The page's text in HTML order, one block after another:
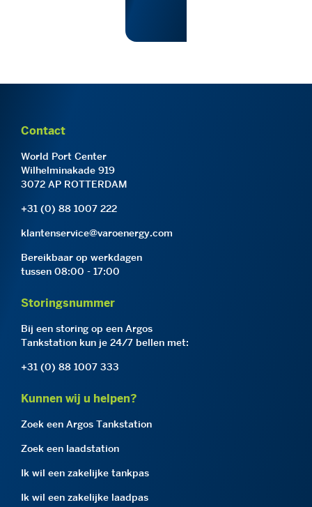
Contact
World Port Center
Wilhelminakade 919
3072 AP ROTTERDAM
+31 (0) 88 1007 222
klantenservice@varoenergy.com
Bereikbaar op werkdagen
tussen 08:00 - 17:00
Storingsnummer
Bij een storing op een Argos
Tankstation kun je 24/7 bellen met:
+31 (0) 88 1007 333
Kunnen wij u helpen?
Zoek een Argos Tankstation
Zoek een laadstation
Ik wil een zakelijke tankpas
Ik wil een zakelijke laadpas